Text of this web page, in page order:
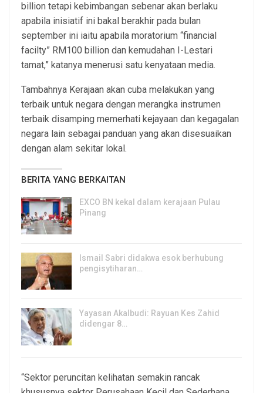
billion tetapi kebimbangan sebenar akan berlaku
apabila inisiatif ini bakal berakhir pada bulan
september ini iaitu apabila moratorium “financial
facilty” RM100 billion dan kemudahan I-Lestari
tamat,” katanya menerusi satu kenyataan media.
Tambahnya Kerajaan akan cuba melakukan yang
terbaik untuk negara dengan merangka instrumen
terbaik disamping memerhati kejayaan dan kegagalan
negara lain sebagai panduan yang akan disesuaikan
dengan alam sekitar lokal.
BERITA YANG BERKAITAN
EXCO BN kekal dalam kerajaan Pulau
Pinang
Ismail Sabri didakwa esok berhubung
pengisytiharan…
Yayasan Akalbudi: Rayuan Kes Zahid
didengar 8…
“Sektor peruncitan kelihatan semakin rancak